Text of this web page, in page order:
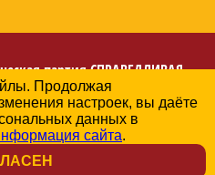
партияСПРАВЕДЛИВАЯ
партии в Алтайском крае
2026
персональных данных
Продолжая
настроек, вы даёте
данных в
сайта.